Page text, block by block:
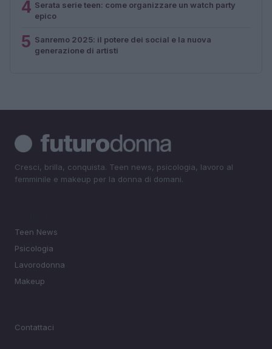
4 Serata serie teen: come organizzare un watch party
epico
5 Sanremo 2025: il potere dei social e la nuova
generazione di artisti
Cresci, brilla, conquista. Teen news, psicologia, lavoro al
femminile e makeup per la donna di domani.
Teen News
Psicologia
Lavorodonna
Makeup
Contattaci